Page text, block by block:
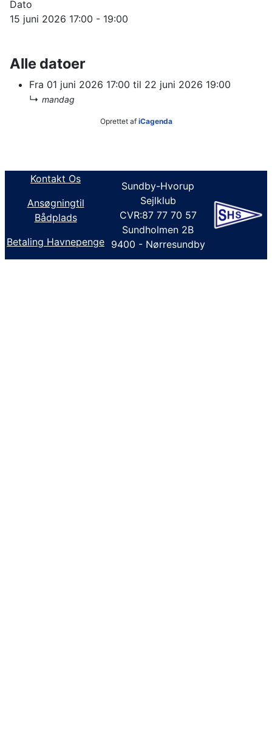
Dato
15 juni 2026 17:00 - 19:00
Alle datoer
Fra 01 juni 2026 17:00 til 22 juni 2026 19:00
↳ mandag
Oprettet af iCagenda
Kontakt Os
Ansøgningtil
Bådplads
Betaling Havnepenge
Sundby-Hvorup
Sejlklub
CVR:87 77 70 57
Sundholmen 2B
9400 - Nørresundby